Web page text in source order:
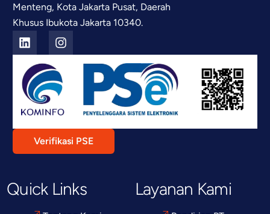
Menteng, Kota Jakarta Pusat, Daerah
Khusus Ibukota Jakarta 10340.
Verifikasi PSE
Quick Links Layanan Kami